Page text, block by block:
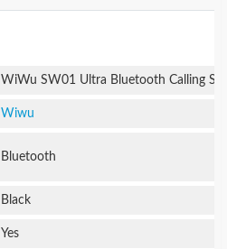
WiWu SW01 Ultra Bluetooth Calling
Wiwu
Bluetooth
Black
Yes